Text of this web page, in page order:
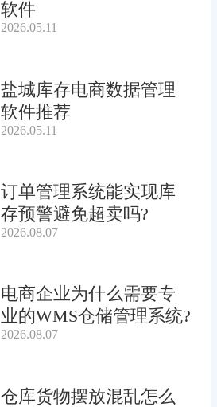
软件
2026.05.11
盐城库存电商数据管理
软件推荐
2026.05.11
订单管理系统能实现库
存预警避免超卖吗?
2026.08.07
电商企业为什么需要专
业的WMS仓储管理系统?
2026.08.07
仓库货物摆放混乱怎么